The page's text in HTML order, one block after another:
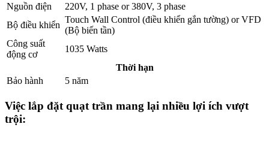
Nguồn điện
220V, 1 phase or380V, 3 phase
Bộ điều khiển
Touch Wall Control (điều khiển gắn tường) orVFD
(Bộ biến tần)
Công suất
động cơ
1035 Watts
Thời hạn
Bảo hành
5 năm
Việc lắp đặt quạt trần mang lại nhiều lợi ích vượt
trội: